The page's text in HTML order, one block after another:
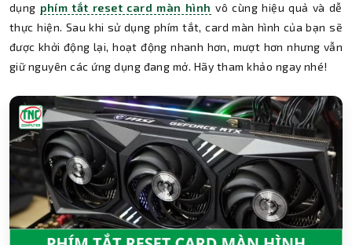
dụng phím tắt reset card màn hình vô cùng hiệu quả và dễ
thực hiện. Sau khi sử dụng phím tắt, card màn hình của bạn sẽ
được khởi động lại, hoạt động nhanh hơn, mượt hơn nhưng vẫn
giữ nguyên các ứng dụng đang mở. Hãy tham khảo ngay nhé!